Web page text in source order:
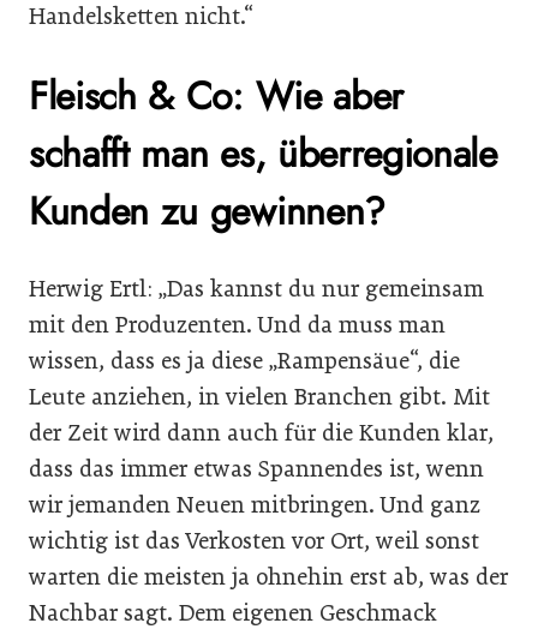
Handelsketten nicht.“
Fleisch & Co: Wie aber
schafft man es, überregionale
Kunden zu gewinnen?
Herwig Ertl: „Das kannst du nur gemeinsam
mit den Produzenten. Und da muss man
wissen, dass es ja diese „Rampensäue“, die
Leute anziehen, in vielen Branchen gibt. Mit
der Zeit wird dann auch für die Kunden klar,
dass das immer etwas Spannendes ist, wenn
wir jemanden Neuen mitbringen. Und ganz
wichtig ist das Verkosten vor Ort, weil sonst
warten die meisten ja ohnehin erst ab, was der
Nachbar sagt. Dem eigenen Geschmack